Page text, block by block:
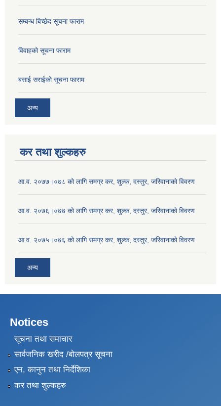
सम्बन्ध बिच्छेद सूचना फाराम
विवाहको सूचना फाराम
बसाई सराईको सूचना फाराम
अन्य
कर तथा शुल्कहरु
आ.व. २०७७।०७८ को लागि समग्र कर, शुल्क, दस्तुर, जरिवानाको विवरण
आ.व. २०७६।०७७ को लागि समग्र कर, शुल्क, दस्तुर, जरिवानाको विवरण
आ.व. २०७५।०७६ को लागि समग्र कर, शुल्क, दस्तुर, जरिवानाको विवरण
अन्य
Notices
सूचना तथा समाचार
सार्वजनिक खरीद /बोलपत्र सूचना
एन, कानुन तथा निर्देशिका
कर तथा शुल्कहरु